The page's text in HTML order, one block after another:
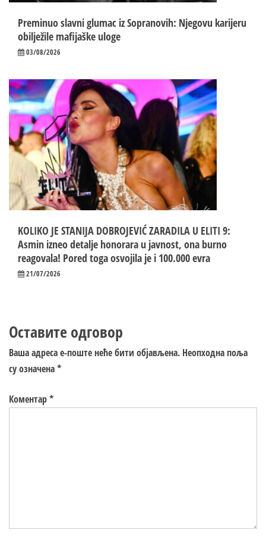
Preminuo slavni glumac iz Sopranovih: Njegovu karijeru
obilježile mafijaške uloge
03/08/2026
KOLIKO JE STANIJA DOBROJEVIĆ ZARADILA U ELITI 9:
Asmin izneo detalje honorara u javnost, ona burno
reagovala! Pored toga osvojila je i 100.000 evra
21/07/2026
Оставите одговор
Ваша адреса е-поште неће бити објављена. Неопходна поља
су означена*
Коментар*